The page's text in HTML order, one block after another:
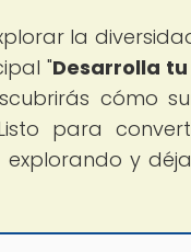
la
"Desarrolla
cómo
para
explorando y